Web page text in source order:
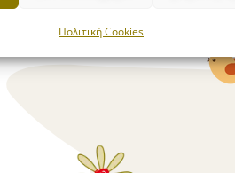
Πολιτική Cookies